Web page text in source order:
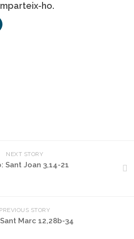
ho.
NEXT STORY
Sant Joan 3,14-21
PREVIOUS STORY
Marc 12,28b-34